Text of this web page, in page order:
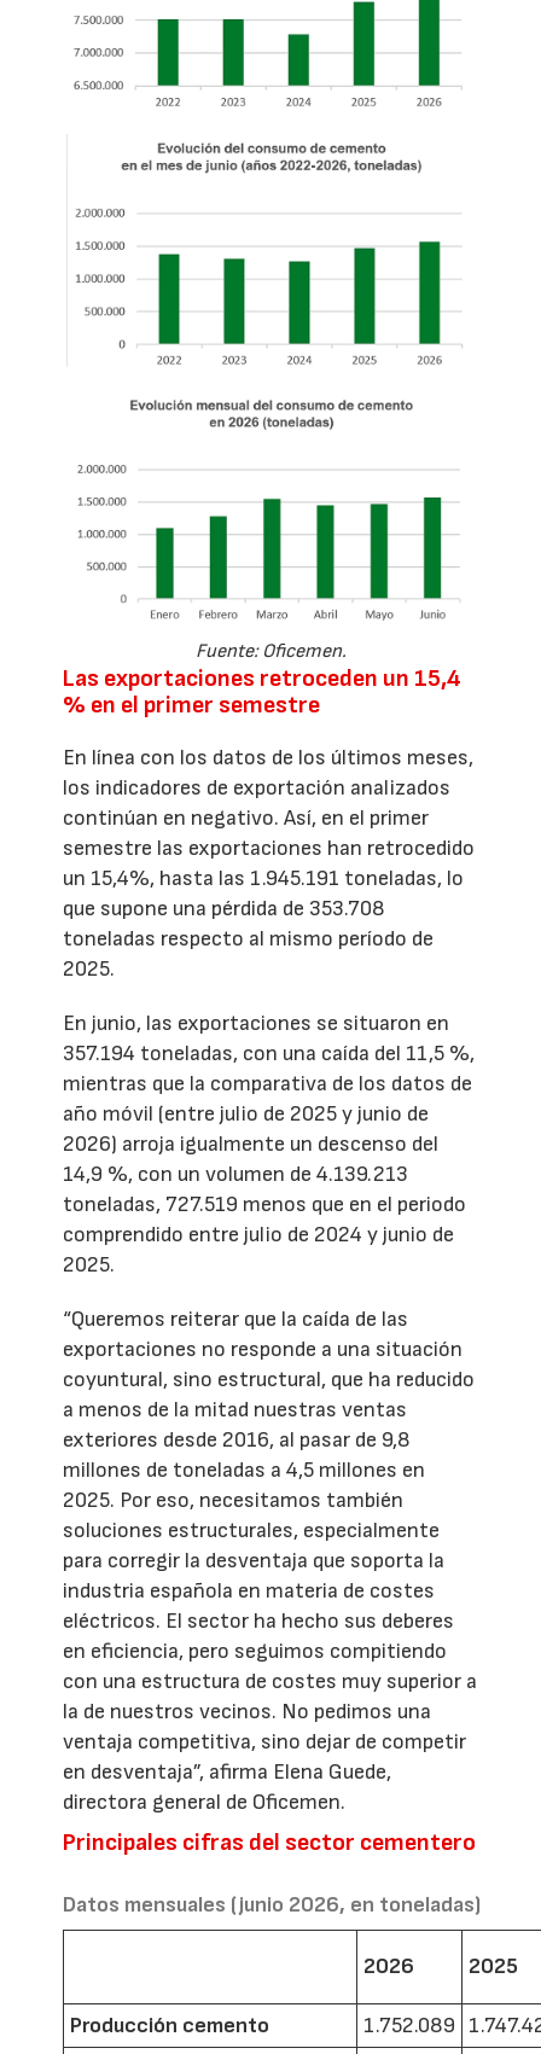
Fuente: Oficemen.
Las exportaciones retroceden un 15,4
% en el primer semestre
En línea con los datos de los últimos meses,
los indicadores de exportación analizados
continúan en negativo. Así, en el primer
semestre las exportaciones han retrocedido
un 15,4%, hasta las 1.945.191 toneladas, lo
que supone una pérdida de 353.708
toneladas respecto al mismo período de
2025.
En junio, las exportaciones se situaron en
357.194 toneladas, con una caída del 11,5 %,
mientras que la comparativa de los datos de
año móvil (entre julio de 2025 y junio de
2026) arroja igualmente un descenso del
14,9 %, con un volumen de 4.139.213
toneladas, 727.519 menos que en el periodo
comprendido entre julio de 2024 y junio de
2025.
“Queremos reiterar que la caída de las
exportaciones no responde a una situación
coyuntural, sino estructural, que ha reducido
a menos de la mitad nuestras ventas
exteriores desde 2016, al pasar de 9,8
millones de toneladas a 4,5 millones en
2025. Por eso, necesitamos también
soluciones estructurales, especialmente
para corregir la desventaja que soporta la
industria española en materia de costes
eléctricos. El sector ha hecho sus deberes
en eficiencia, pero seguimos compitiendo
con una estructura de costes muy superior a
la de nuestros vecinos. No pedimos una
ventaja competitiva, sino dejar de competir
en desventaja”, afirma Elena Guede,
directora general de Oficemen.
Principales cifras del sector cementero
Datos mensuales (junio 2026, en toneladas)
2026 2025
Producción cemento 1.752.089